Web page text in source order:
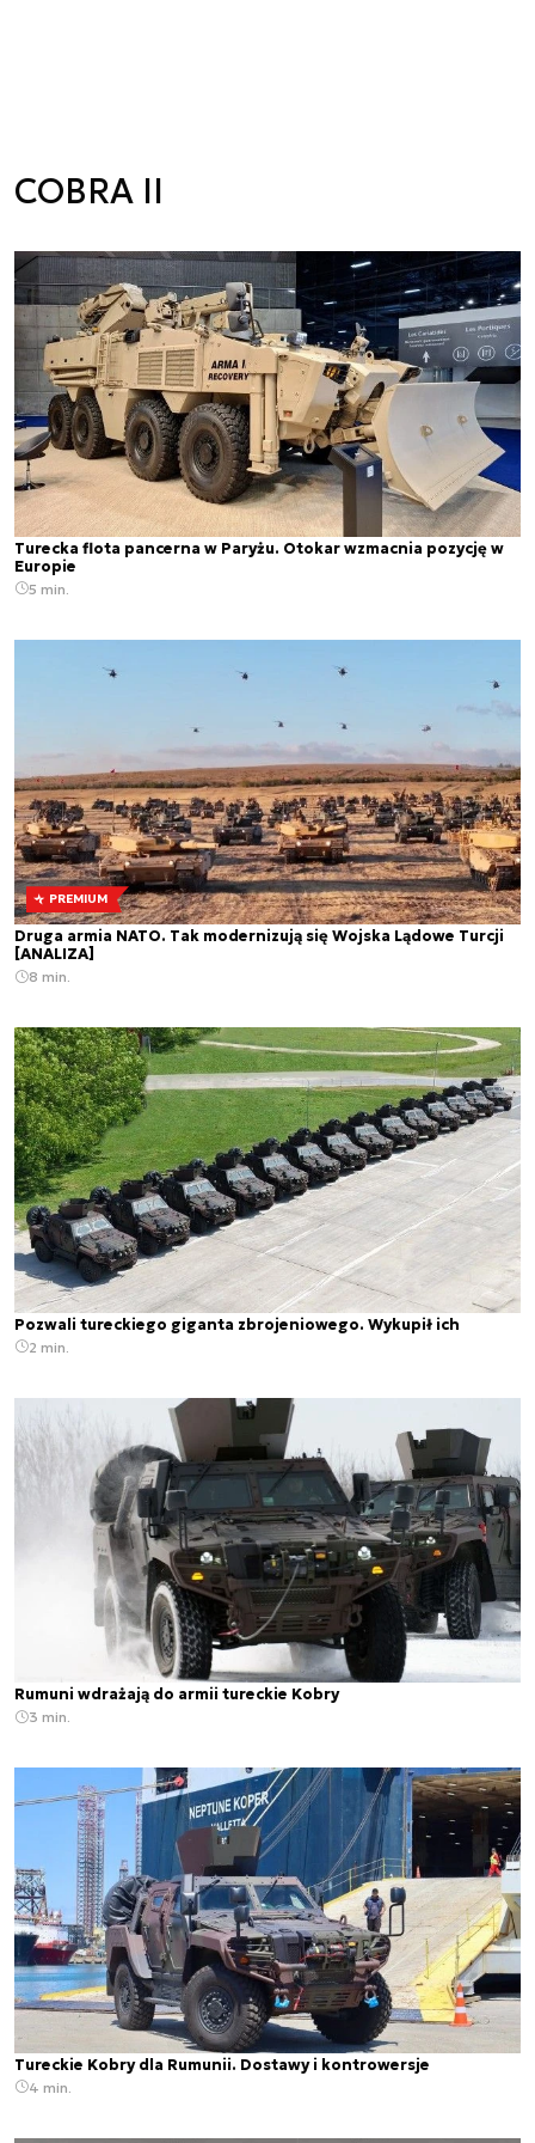
COBRA II
Turecka flota pancerna w Paryżu. Otokar wzmacnia pozycję w
Europie
5 min.
PREMIUM
Druga armia NATO. Tak modernizują się Wojska Lądowe Turcji
[ANALIZA]
8 min.
Pozwali tureckiego giganta zbrojeniowego. Wykupił ich
2 min.
Rumuni wdrażają do armii tureckie Kobry
3 min.
Tureckie Kobry dla Rumunii. Dostawy i kontrowersje
4 min.